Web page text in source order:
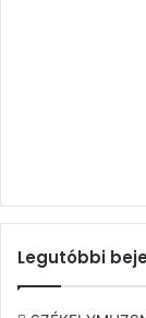
Legutóbbi